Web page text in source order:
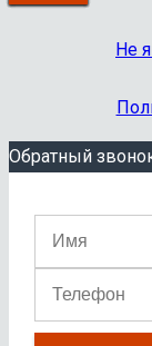
Не
Обратный